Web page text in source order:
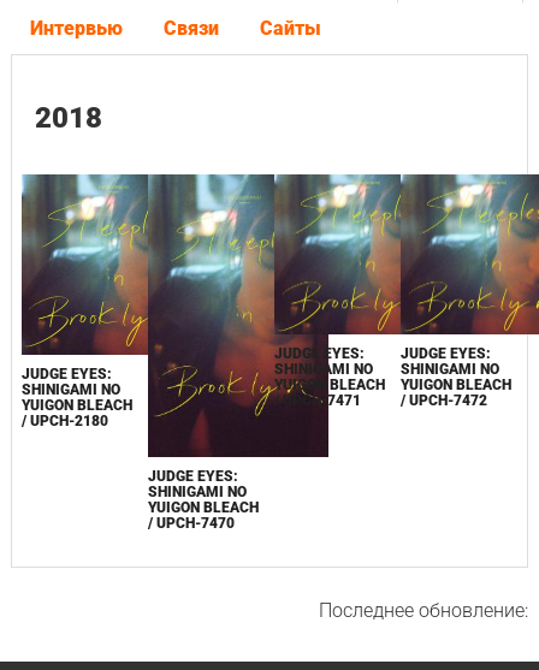
Интервью Связи Сайты
2018
JUDGE EYES:
SHINIGAMI NO
YUIGON BLEACH
/ UPCH-2180
JUDGE EYES:
SHINIGAMI NO
YUIGON BLEACH
/ UPCH-7470
JUDGE EYES:
SHINIGAMI NO
YUIGON BLEACH
/ UPCH-7471
JUDGE EYES:
SHINIGAMI NO
YUIGON BLEACH
/ UPCH-7472
Последнее обновление: